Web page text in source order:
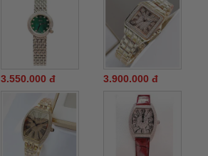
3.550.000 đ 3.900.000 đ